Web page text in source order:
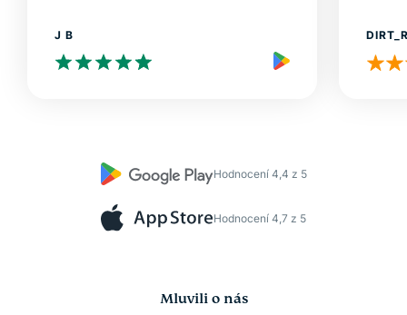
J B
Hodnocení 4,4 z 5
Hodnocení 4,7 z 5
Mluvili o nás